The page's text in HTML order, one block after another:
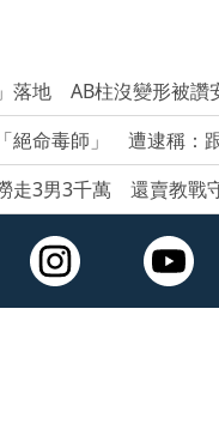
落地 AB柱沒變形被讚
絕命毒師」 遭逮稱：
走3男3千萬 還賣教戰